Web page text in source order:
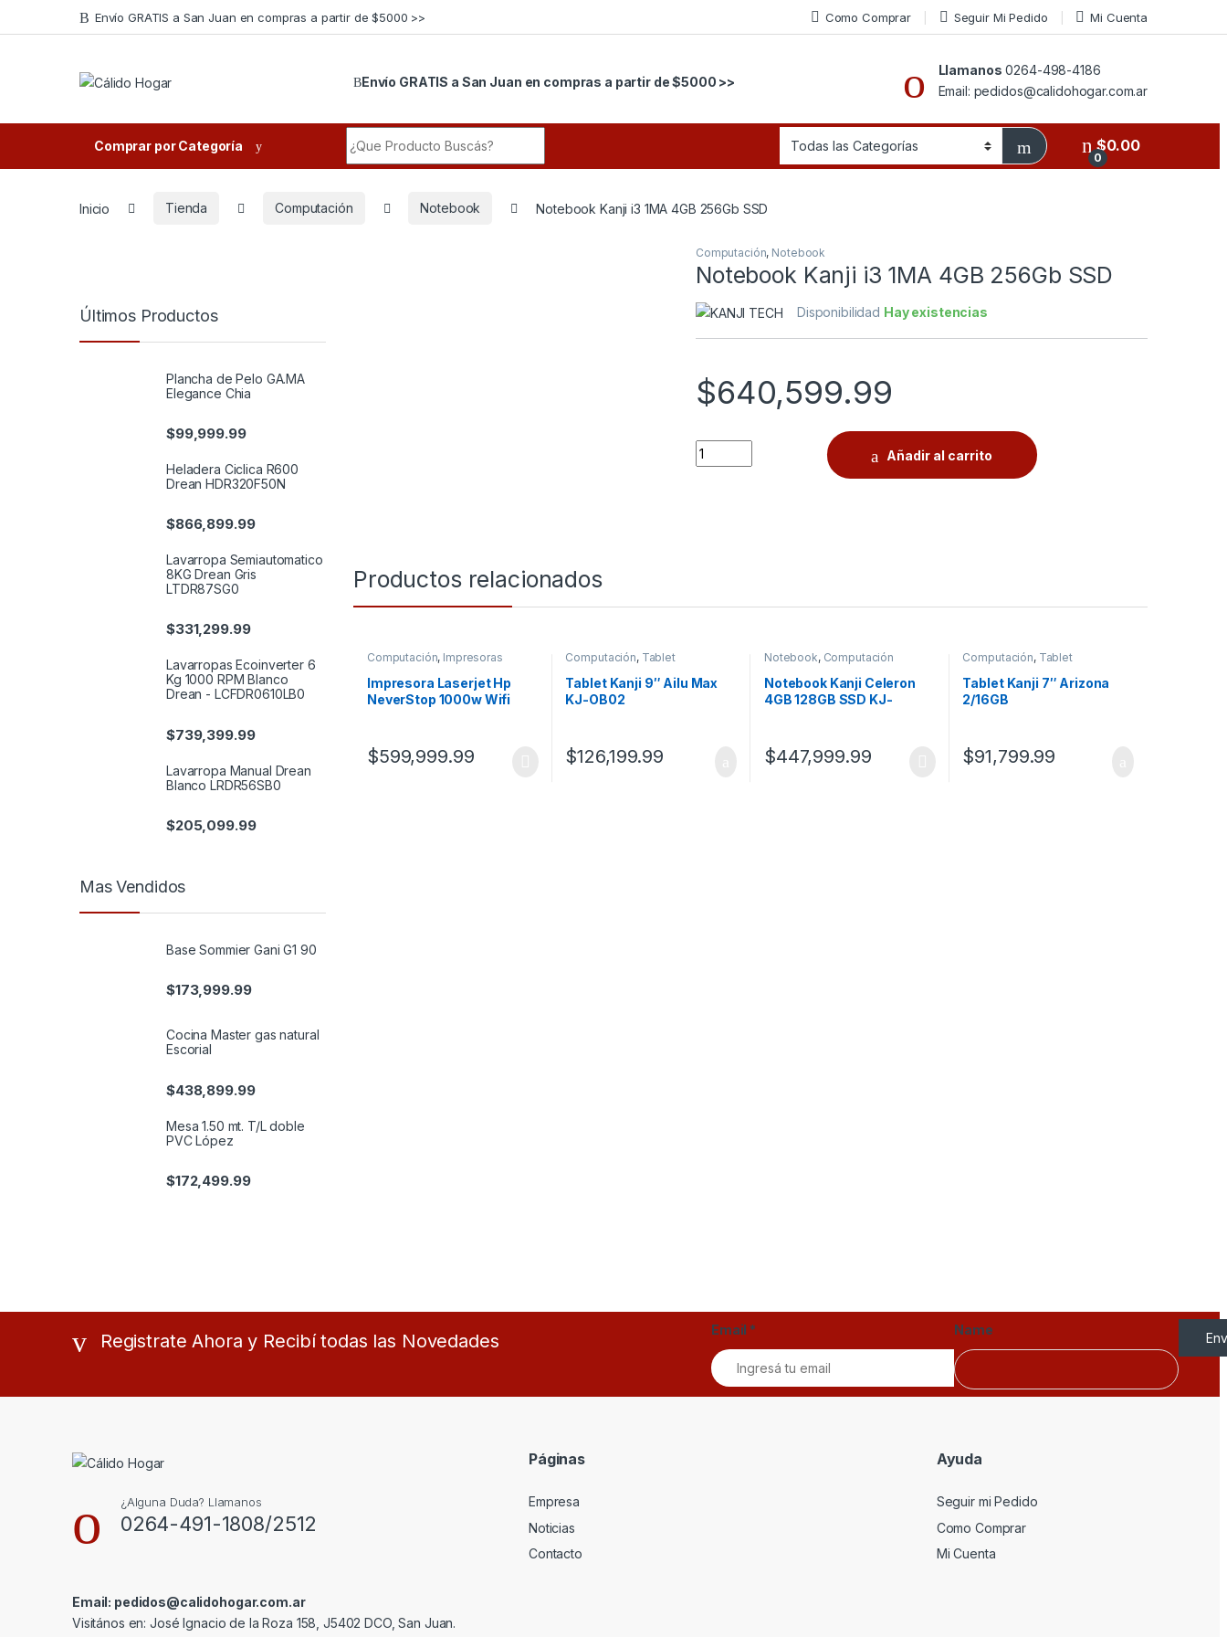
Skip to navigation
Skip to content Envío GRATIS a San Juan en compras a partir de $5000 >> Como Comprar Seguir Mi Pedido Mi Cuenta
Envío GRATIS a San Juan en compras a partir de $5000 >>
Llamanos 0264-498-4186
Email: pedidos@calidohogar.com.ar
Comprar por Categoría
0
$0.00
Inicio Tienda Computación Notebook Notebook Kanji i3 1MA 4GB 256Gb SSD
Computación, Notebook
Notebook Kanji i3 1MA 4GB 256Gb SSD
Disponibilidad Hay existencias
$640,599.99
Quantity
Añadir al carrito
Productos relacionados
Computación, Impresoras
Impresora Laserjet Hp
NeverStop 1000w Wifi
$599,999.99
Computación, Tablet
Tablet Kanji 9″ Ailu Max
KJ-OB02
$126,199.99
Notebook, Computación
Notebook Kanji Celeron
4GB 128GB SSD KJ-
$447,999.99
Computación, Tablet
Tablet Kanji 7″ Arizona
2/16GB
$91,799.99
Últimos Productos
Plancha de Pelo GA.MA
Elegance Chia
$99,999.99
Heladera Ciclica R600
Drean HDR320F50N
$866,899.99
Lavarropa Semiautomatico
8KG Drean Gris
LTDR87SG0
$331,299.99
Lavarropas Ecoinverter 6
Kg 1000 RPM Blanco
Drean - LCFDR0610LB0
$739,399.99
Lavarropa Manual Drean
Blanco LRDR56SB0
$205,099.99
Mas Vendidos
Base Sommier Gani G1 90
$173,999.99
Cocina Master gas natural
Escorial
$438,899.99
Mesa 1.50 mt. T/L doble
PVC López
$172,499.99
Registrate Ahora y Recibí todas las Novedades
Email * Name
¿Alguna Duda? Llamanos
0264-491-1808/2512
Email: pedidos@calidohogar.com.ar
Visitános en: José Ignacio de la Roza 158, J5402 DCO, San Juan.
Páginas
Empresa
Noticias
Contacto
Ayuda
Seguir mi Pedido
Como Comprar
Mi Cuenta